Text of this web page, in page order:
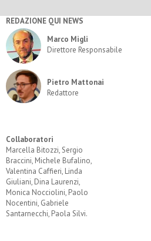
REDAZIONE QUI NEWS
Marco Migli
Direttore Responsabile
Pietro Mattonai
Redattore
Collaboratori
Marcella Bitozzi, Sergio
Braccini, Michele Bufalino,
Valentina Caffieri, Linda
Giuliani, Dina Laurenzi,
Monica Nocciolini, Paolo
Nocentini, Gabriele
Santarnecchi, Paola Silvi.